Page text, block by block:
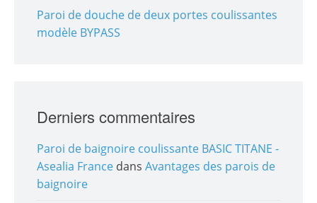
Paroi de douche de deux portes coulissantes
modèle BYPASS
Derniers commentaires
Paroi de baignoire coulissante BASIC TITANE -
Asealia France dans Avantages des parois de
baignoire